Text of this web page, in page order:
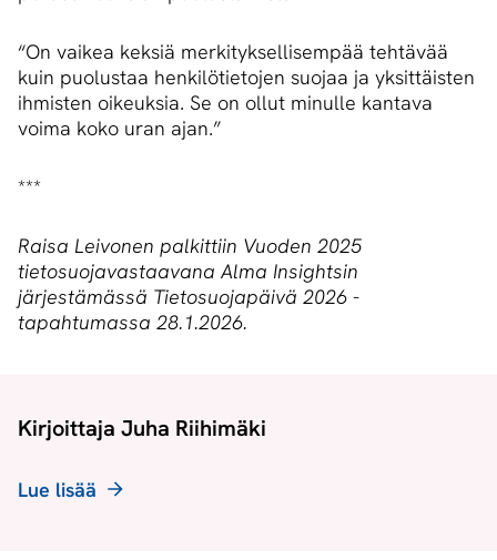
“On vaikea keksiä merkityksellisempää tehtävää
kuin puolustaa henkilötietojen suojaa ja yksittäisten
ihmisten oikeuksia. Se on ollut minulle kantava
voima koko uran ajan.”
***
Raisa Leivonen palkittiin Vuoden 2025
tietosuojavastaavana Alma Insightsin
järjestämässä Tietosuojapäivä 2026 -
tapahtumassa 28.1.2026.
Kirjoittaja Juha Riihimäki
Lue lisää